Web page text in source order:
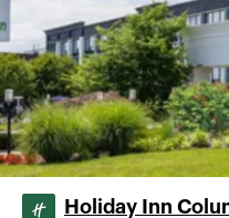
Holiday Inn